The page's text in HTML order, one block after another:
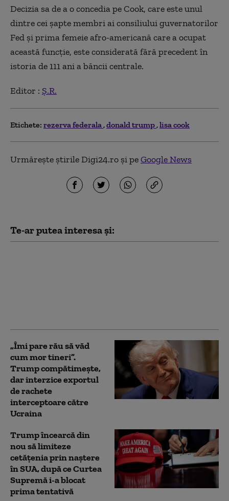
Decizia sa de a o concedia pe Cook, care este unul
dintre cei şapte membri ai consiliului guvernatorilor
Fed şi prima femeie afro-americană care a ocupat
această funcţie, este considerată fără precedent în
istoria de 111 ani a băncii centrale.
Editor : Ș.R.
Etichete: rezerva federala donald trump lisa cook
Urmărește știrile Digi24.ro și peGoogle News
Te-ar putea interesa și:
„Îmi pare rău să văd
cum mor tineri”.
Trump compătimește,
dar interzice exportul
de rachete
interceptoare către
Ucraina
Trump încearcă din
nou să limiteze
cetățenia prin naștere
în SUA, după ce Curtea
Supremă i-a blocat
prima tentativă